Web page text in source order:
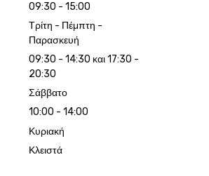
09:30 - 15:00
Τρίτη - Πέμπτη -
Παρασκευή
09:30 - 14:30 και 17:30 -
20:30
Σάββατο
10:00 - 14:00
Κυριακή
Κλειστά